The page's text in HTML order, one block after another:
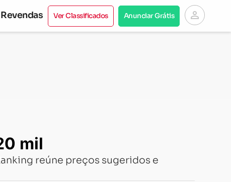
Revendas Ver Classificados Anunciar Grátis person
mil
reúne preços sugeridos e